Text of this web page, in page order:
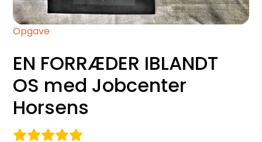
Opgave
EN FORRÆDER IBLANDT
OS med Jobcenter
Horsens